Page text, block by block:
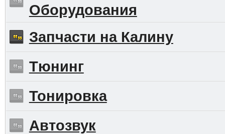
Оборудования
Запчасти на Калину
Тюнинг
Тонировка
Автозвук